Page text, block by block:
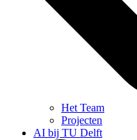
Het Team
Projecten
AI bij TU Delft